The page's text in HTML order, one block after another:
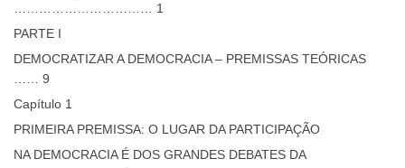
…………………………… 1
PARTE I
DEMOCRATIZAR A DEMOCRACIA – PREMISSAS TEÓRICAS
…… 9
Capítulo 1
PRIMEIRA PREMISSA: O LUGAR DA PARTICIPAÇÃO
NA DEMOCRACIA É DOS GRANDES DEBATES DA